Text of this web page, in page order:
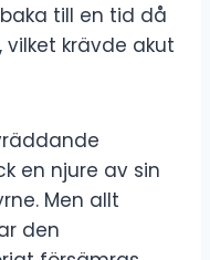
till en tid då
krävde akut
en njure av sin
Men allt
den